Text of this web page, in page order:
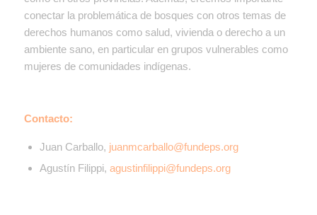
conectar la problemática de bosques con otros temas de
derechos humanos como salud, vivienda o derecho a un
ambiente sano, en particular en grupos vulnerables como
mujeres de comunidades indígenas.
Contacto:
Juan Carballo, juanmcarballo@fundeps.org
Agustín Filippi, agustinfilippi@fundeps.org